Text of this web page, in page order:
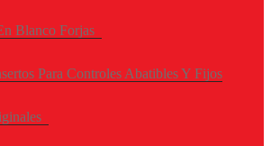
Blanco Forjas
Para Controles Abatibles Y Fijos